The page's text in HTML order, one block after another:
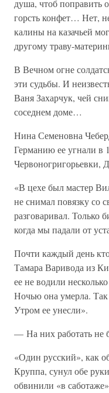
душа, чтоб поправить
горсть конфет… Нет,
калины на казачьей
другому траву-
В Вечном огне
эти судьбы. И
Ваня Захарчук, чей
соседнем доме…
Нина Семеновна
Германию ее угнали в
Червоногригорьевки,
«В цехе был мастер
не снимал повязку со
разговаривал. Только
когда мы падали от
Почти каждый день
Тамара Варивода из
ее не водили
Ночью она умерла.
Утром ее унесли».
— На них работать не
«Один русский», как
Круппа, сунул обе
обвинили «в